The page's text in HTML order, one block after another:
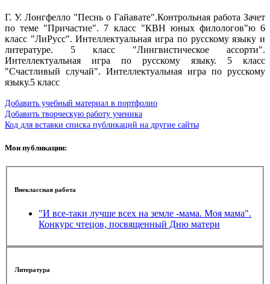
Г. У. Лонгфелло "Песнь о Гайавате".Контрольная работа Зачет
по теме "Причастие". 7 класс "КВН юных филологов"ю 6
класс "ЛиРусс". Интеллектуальная игра по русскому языку и
литературе. 5 класс "Лингвистическое ассорти".
Интеллектуальная игра по русскому языку. 5 класс
"Счастливый случай". Интеллектуальная игра по русскому
языку.5 класс
Добавить учебный материал в портфолио
Добавить творческую работу ученика
Код для вставки списка публикаций на другие сайты
Мои публикации:
Внеклассная работа
"И все-таки лучше всех на земле -мама. Моя мама".
Конкурс чтецов, посвященный Дню матери
Литература